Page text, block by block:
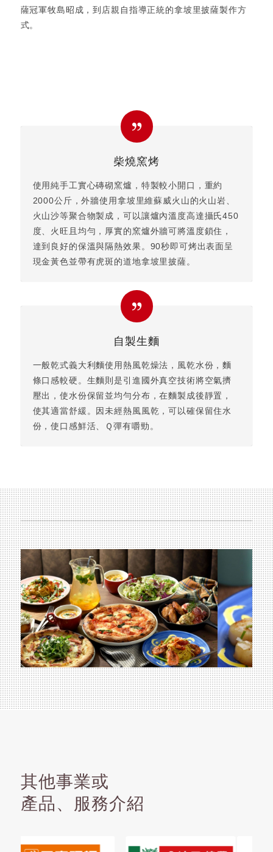
薩冠軍牧島昭成，到店親自指導正統的拿坡里披薩製作方
式。
柴燒窯烤
使用純手工實心磚砌窯爐，特製較小開口，重約
2000公斤，外牆使用拿坡里維蘇威火山的火山岩、
火山沙等聚合物製成，可以讓爐內溫度高達攝氏450
度、火旺且均勻，厚實的窯爐外牆可將溫度鎖住，
達到良好的保溫與隔熱效果。90秒即可烤出表面呈
現金黃色並帶有虎斑的道地拿坡里披薩。
自製生麵
一般乾式義大利麵使用熱風乾燥法，風乾水份，麵
條口感較硬。生麵則是引進國外真空技術將空氣擠
壓出，使水份保留並均勻分布，在麵製成後靜置，
使其適當舒緩。因未經熱風風乾，可以確保留住水
份，使口感鮮活、Ｑ彈有嚼勁。
其他事業或
產品、服務介紹